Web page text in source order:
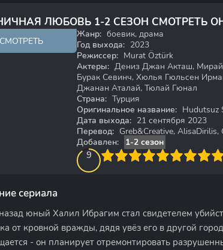
ЛЮБОВЬ 1-2 СЕЗОН СМОТРЕТЬ
6.8
СМОТРЕТЬ
Жанр: боевик, драма
Год выхода: 2023
Режиссер: Murat Öztürk
Актеры: Дениз Джан Акташ,
Бурак Севинч, Хюлья Гюльсен
Джанан Аталай, Тюлай Гюнал
Страна: Турция
Оригинальное название: Hudutsuz
Дата выхода: 21 сентября 2023
Перевод: Greb&Creative, AlisaDirilis,
Добавлен:
1-2 сезон
9
4 5 6 7 8 9 10
сериала
юный Халил Ибрагим стал свидетелем
от кровной вражды, дядя увёз его в другой
- он планирует отремонтировать